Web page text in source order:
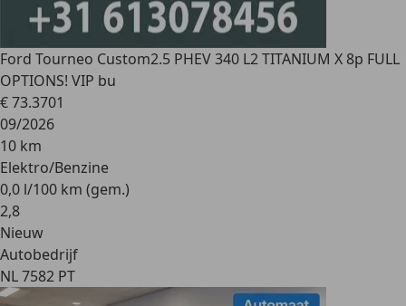
Ford Tourneo Custom2.5 PHEV 340 L2 TITANIUM X 8p FULL
OPTIONS! VIP bu
€ 73.3701
09/2026
10 km
Elektro/Benzine
0,0 l/100 km (gem.)
2,8
Nieuw
Autobedrijf
NL 7582 PT